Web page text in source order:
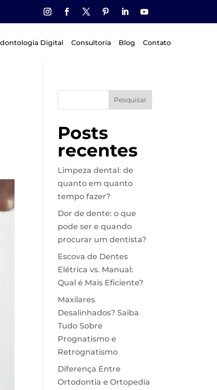
Digital Consultoria Blog Contato
Pesquisar
Posts
recentes
Limpeza dental: de
quanto em quanto
tempo fazer?
Dor de dente: o que
pode ser e quando
procurar um dentista?
Escova de Dentes
Elétrica vs. Manual:
Qual é Mais Eficiente?
Maxilares
Desalinhados? Saiba
Tudo Sobre
Prognatismo e
Retrognatismo
Diferença Entre
Ortodontia e Ortopedia